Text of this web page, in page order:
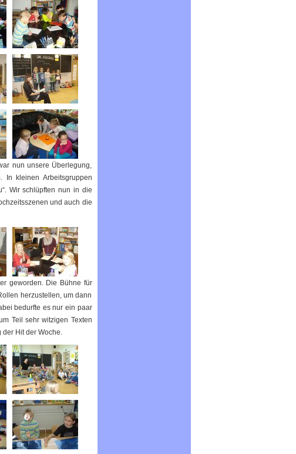
nun unsere Überlegung,
In kleinen Arbeitsgruppen
Wir schlüpften nun in die
und auch die
geworden. Die Bühne für
herzustellen, um dann
bedurfte es nur ein paar
Teil sehr witzigen Texten
Hit der Woche.